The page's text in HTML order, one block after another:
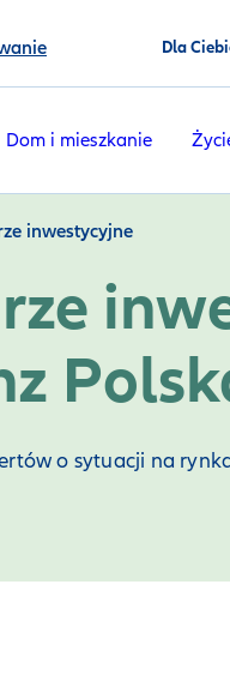
Dla
Dom i mieszkanie
inwestycyjne
o sytuacji na